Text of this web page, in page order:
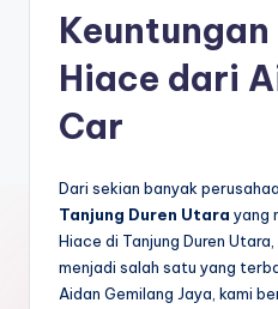
Hiace dari
Car
Dari sekian banyak
Tanjung Duren Utara yang
Hiace di Tanjung Duren
menjadi salah satu yang
Aidan Gemilang Jaya, kami